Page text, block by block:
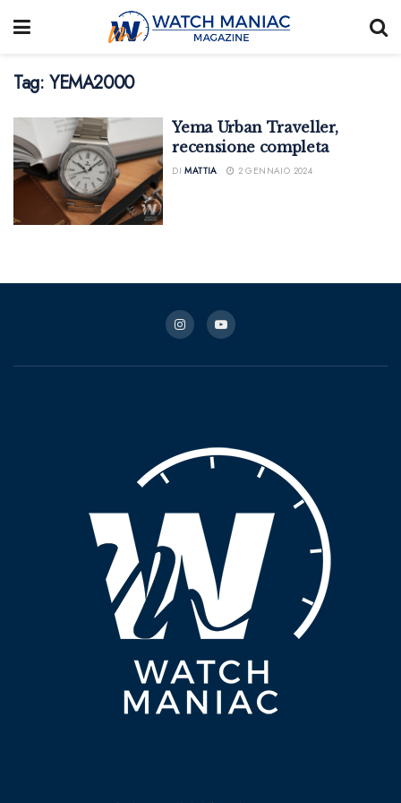
Tag: YEMA2000
Yema Urban Traveller,
recensione completa
DI MATTIA 2 GENNAIO 2024